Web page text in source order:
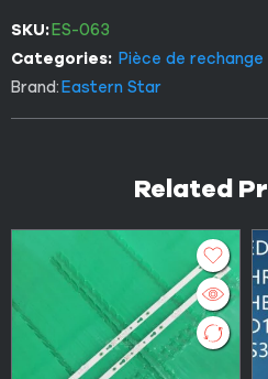
SKU:ES-063
Categories: Pièce de rechange
Brand:Eastern Star
Related